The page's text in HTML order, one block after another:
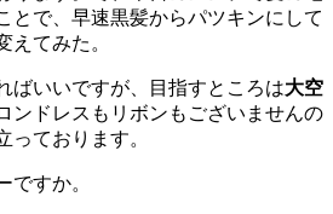
とで、早速黒髪からパツキンにして
えてみた。
ばいいですが、目指すところは大空
ンドレスもリボンもございませんの
っております。
ですか。